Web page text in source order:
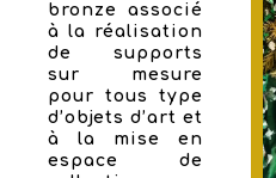
bronze associé
à la réalisation
de supports
sur mesure
pour tous type
d’objets d’art et
à la mise en
espace de